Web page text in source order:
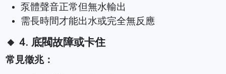
泵體聲音正常但無水輸出
需長時間才能出水或完全無反應
🔸 4. 底閥故障或卡住
常見徵兆：